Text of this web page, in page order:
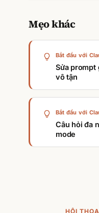
Mẹo khác
Bắt đầu với
Sửa prompt
vô tận
Bắt đầu với
Câu hỏi đa
mode
HỘI